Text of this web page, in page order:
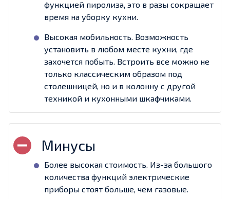
функцией пиролиза, это в разы сокращает
время на уборку кухни.
Высокая мобильность. Возможность
установить в любом месте кухни, где
захочется побыть. Встроить все можно не
только классическим образом под
столешницей, но и в колонну с другой
техникой и кухонными шкафчиками.
Более высокая стоимость. Из-за большого
количества функций электрические
приборы стоят больше, чем газовые.